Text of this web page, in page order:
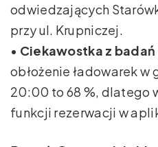
odwiedzających
przy ul. Krupniczej.
• Ciekawostka z badań
obłożenie ładowarek w
20:00 to 68 %, dlatego
funkcji rezerwacji w